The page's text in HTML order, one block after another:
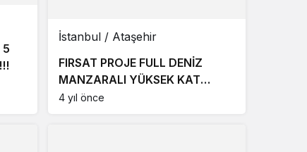
5
İstanbul / Ataşehir
FIRSAT PROJE FULL DENİZ
MANZARALI YÜKSEK KAT
SATILIK 1+1 DAİRE
4 yıl önce